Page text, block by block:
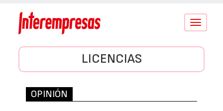
Conmutar
LICENCIAS
OPINIÓN